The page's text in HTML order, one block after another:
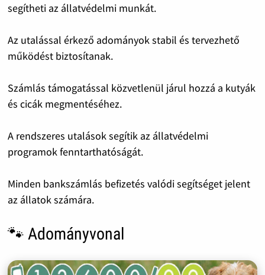
segítheti az állatvédelmi munkát.
Az utalással érkező adományok stabil és tervezhető
működést biztosítanak.
Számlás támogatással közvetlenül járul hozzá a kutyák
és cicák megmentéséhez.
A rendszeres utalások segítik az állatvédelmi
programok fenntarthatóságát.
Minden bankszámlás befizetés valódi segítséget jelent
az állatok számára.
🐾 Adományvonal